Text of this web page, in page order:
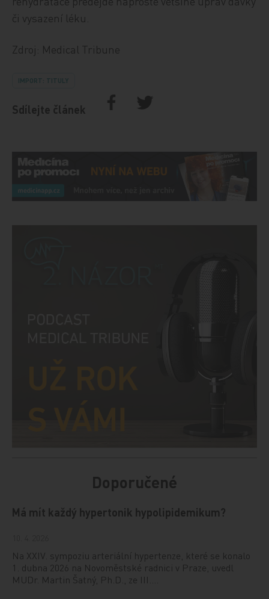
či vysazení léku.
Zdroj: Medical Tribune
IMPORT: TITULY
Sdílejte článek
Doporučené
Má mít každý hypertonik hypolipidemikum?
Na XXIV. sympoziu arteriální hypertenze, které se konalo
1. dubna 2026 na Novoměstské radnici v Praze, uvedl
MUDr. Martin Šatný, Ph.D., ze III.…